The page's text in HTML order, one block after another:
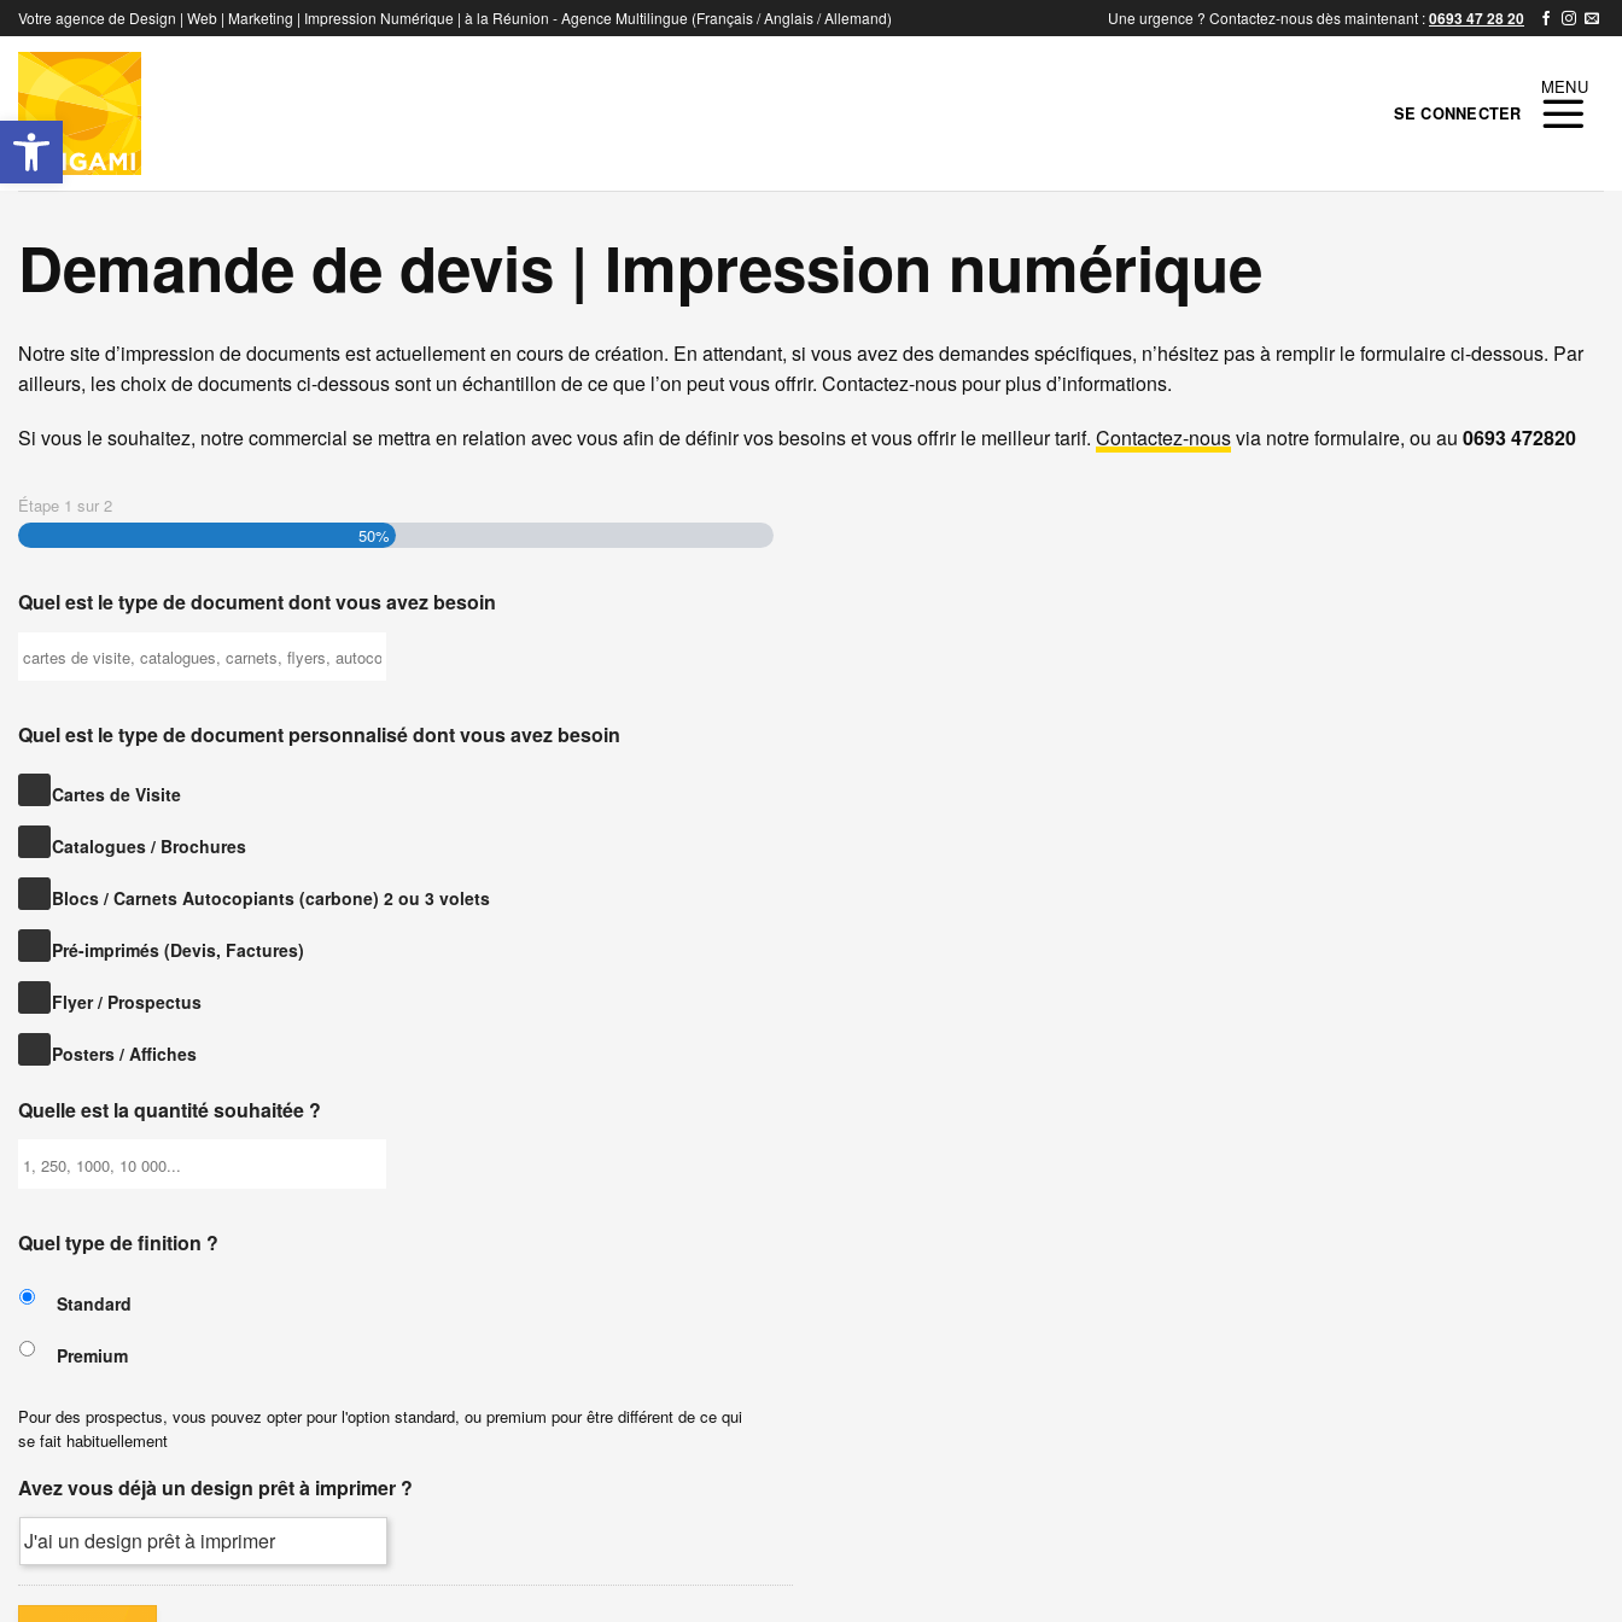
Ouvrir la barre d’outils
Skip
to
content
Votre agence de Design | Web | Marketing | Impression Numérique | à la Réunion - Agence Multilingue (Français / Anglais / Allemand) Une urgence ? Contactez-nous dès maintenant :0693 47 28 20
SE CONNECTER
Demande de devis | Impression numérique
Notre site d’impression de documents est actuellement en cours de création. En attendant, si vous avez des demandes spécifiques, n’hésitez pas à remplir le formulaire ci-dessous. Par
ailleurs, les choix de documents ci-dessous sont un échantillon de ce que l’on peut vous offrir. Contactez-nous pour plus d’informations.
Si vous le souhaitez, notre commercial se mettra en relation avec vous afin de définir vos besoins et vous offrir le meilleur tarif. Contactez-nousvia notre formulaire, ou au 0693 472820
Étape 1 sur 2
50%
Quel est le type de document dont vous avez besoin
Quel est le type de document personnalisé dont vous avez besoin
Cartes de Visite
Catalogues / Brochures
Blocs / Carnets Autocopiants (carbone) 2 ou 3 volets
Pré-imprimés (Devis, Factures)
Flyer / Prospectus
Posters / Affiches
Quelle est la quantité souhaitée ?
Quel type de finition ?
Standard
Premium
Pour des prospectus, vous pouvez opter pour l'option standard, ou premium pour être différent de ce qui
se fait habituellement
Avez vous déjà un design prêt à imprimer ?